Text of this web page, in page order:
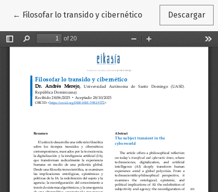
← Volver a los detalles del artículo
Filosofar lo transido y cibernético Descargar